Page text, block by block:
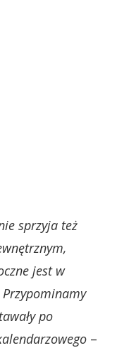
sprzyja też
jest w
Przypominamy
po
–